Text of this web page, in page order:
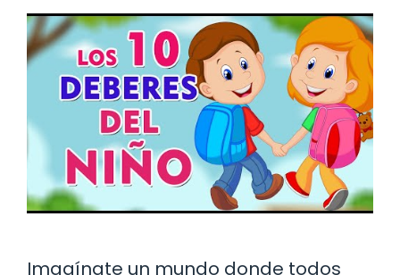
Imagínate un mundo donde todos